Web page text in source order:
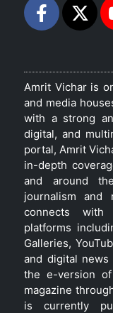
Amrit Vichar is
and media
with a strong
digital, and
portal, Amrit
in-depth
and around
journalism and
connects
platforms
Galleries,
and digital news
the e-version
magazine
is currently